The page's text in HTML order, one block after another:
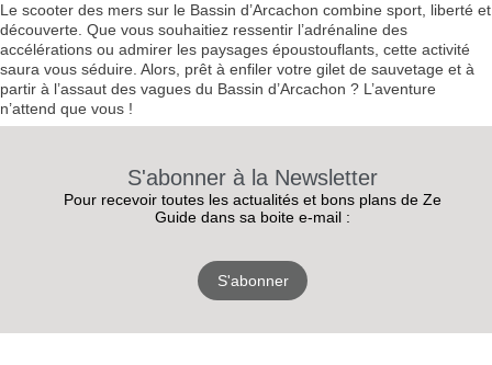
Le scooter des mers sur le Bassin d’Arcachon combine sport, liberté et
découverte. Que vous souhaitiez ressentir l’adrénaline des
accélérations ou admirer les paysages époustouflants, cette activité
saura vous séduire. Alors, prêt à enfiler votre gilet de sauvetage et à
partir à l’assaut des vagues du Bassin d’Arcachon ? L’aventure
n’attend que vous !
S'abonner à la Newsletter
Pour recevoir toutes les actualités et bons plans de Ze
Guide dans sa boite e-mail :
S'abonner